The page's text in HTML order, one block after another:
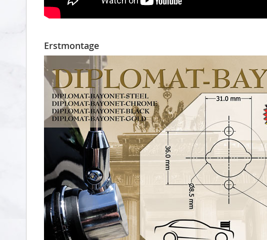
Erstmontage